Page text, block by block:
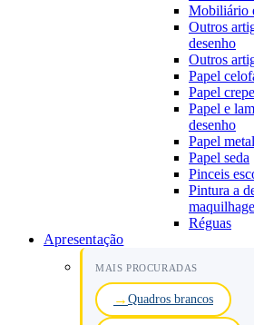
Mobiliário
Outros
desenho
Outros
Papel
Papel crepe
Papel e
desenho
Papel
Papel seda
Pinceis
Pintura a
Réguas
Apresentação
MAIS PROCURADAS
Quadros brancos